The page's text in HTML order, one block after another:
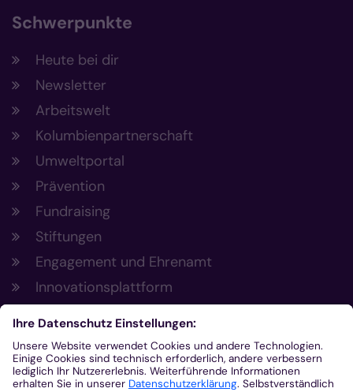
Schwerpunkte
Heute bei dir
Newsletter
Arbeitswelt
Kolumbienpartnerschaft
Umweltportal
Prävention
Fundraising
Stiftungen
Engagement und Ehrenamt
Innovationsplattform
Aus der Plattform
Nachrichten